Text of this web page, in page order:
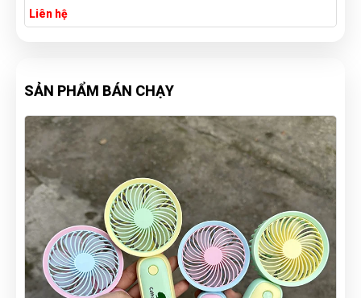
Liên hệ
SẢN PHẨM BÁN CHẠY